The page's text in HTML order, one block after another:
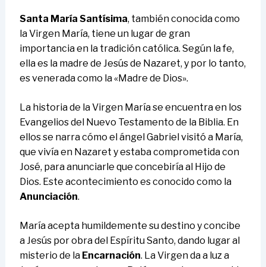
Santa María Santísima, también conocida como
la Virgen María, tiene un lugar de gran
importancia en la tradición católica. Según la fe,
ella es la madre de Jesús de Nazaret, y por lo tanto,
es venerada como la «Madre de Dios».
La historia de la Virgen María se encuentra en los
Evangelios del Nuevo Testamento de la Biblia. En
ellos se narra cómo el ángel Gabriel visitó a María,
que vivía en Nazaret y estaba comprometida con
José, para anunciarle que concebiría al Hijo de
Dios. Este acontecimiento es conocido como la
Anunciación.
María acepta humildemente su destino y concibe
a Jesús por obra del Espíritu Santo, dando lugar al
misterio de la Encarnación. La Virgen da a luz a